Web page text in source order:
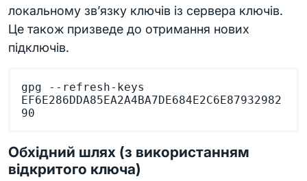
локальному зв’язку ключів із сервера ключів.
Це також призведе до отримання нових
підключів.
gpg --refresh-keys
EF6E286DDA85EA2A4BA7DE684E2C6E87932982
Обхідний шлях (з використанням
відкритого ключа)